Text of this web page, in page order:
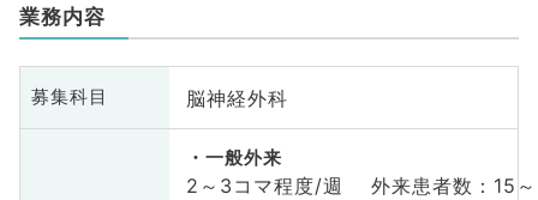
業務内容
募集科目 脳神経外科
一般外来
2～3コマ程度/週 外来患者数：15